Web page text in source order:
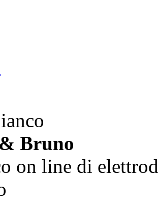
Bruno
on line di